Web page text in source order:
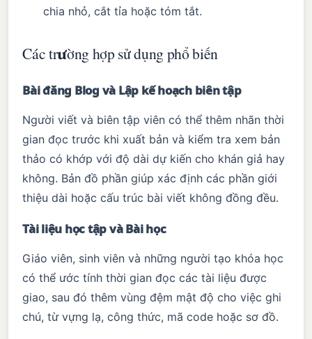
chia nhỏ, cắt tỉa hoặc tóm tắt.
Các trường hợp sử dụng phổ biến
Bài đăng Blog và Lập kế hoạch biên tập
Người viết và biên tập viên có thể thêm nhãn thời
gian đọc trước khi xuất bản và kiểm tra xem bản
thảo có khớp với độ dài dự kiến cho khán giả hay
không. Bản đồ phần giúp xác định các phần giới
thiệu dài hoặc cấu trúc bài viết không đồng đều.
Tài liệu học tập và Bài học
Giáo viên, sinh viên và những người tạo khóa học
có thể ước tính thời gian đọc các tài liệu được
giao, sau đó thêm vùng đệm mật độ cho việc ghi
chú, từ vựng lạ, công thức, mã code hoặc sơ đồ.